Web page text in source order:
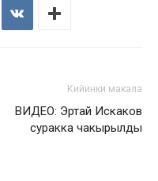
Кийинки макала
ВИДЕО: Эртай Искаков
суракка чакырылды